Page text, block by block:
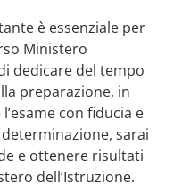
è essenziale per
Ministero
dedicare del tempo
preparazione, in
con fiducia e
sarai
e ottenere risultati
dell’Istruzione.